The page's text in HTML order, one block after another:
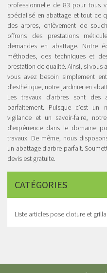
professionnelle de 83 pour tous
spécialisé en abattage et tout ce
des arbres, enlèvement de
offrons des prestations
demandes en abattage. Notre
méthodes, des techniques et
prestation de qualité. Ainsi, si vous
vous avez besoin simplement
d’esthétique, notre jardinier en
Les travaux d’arbres sont
parfaitement. Puisque c’est
vigilance et un savoir-faire,
d’expérience dans le domaine
travaux. De même, nous
un abattage d’arbre parfait.
devis est gratuite.
CATÉGORIES
Liste articles pose cloture et